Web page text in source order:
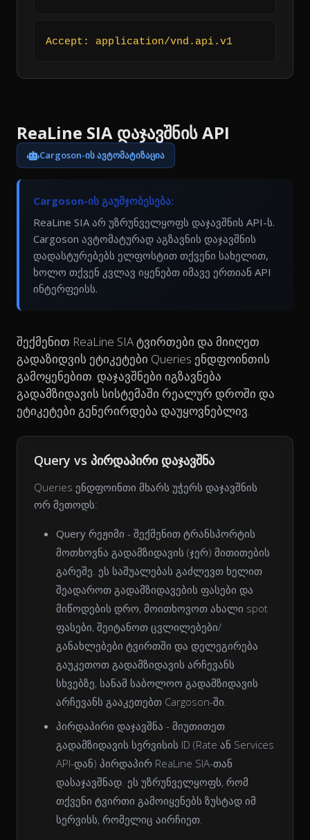
Accept: application/vnd.api.v1
ReaLine SIA დაჯავშნის API
Cargoson-ის ავტომატიზაცია
Cargoson-ის გაუმჯობესება:
ReaLine SIA არ უზრუნველყოფს დაჯავშნის API-ს.
Cargoson ავტომატურად აგზავნის დაჯავშნის
დადასტურებებს ელფოსტით თქვენი სახელით,
ხოლო თქვენ კვლავ იყენებთ იმავე ერთიან API
ინტერფეისს.
შექმენით ReaLine SIA ტვირთები და მიიღეთ
გადაზიდვის ეტიკეტები Queries ენდფოინთის
გამოყენებით. დაჯავშნები იგზავნება
გადამზიდავის სისტემაში რეალურ დროში და
ეტიკეტები გენერირდება დაუყოვნებლივ.
Query vs პირდაპირი დაჯავშნა
Queries ენდფოინთი მხარს უჭერს დაჯავშნის
ორ მეთოდს:
Query რეჟიმი - შექმენით ტრანსპორტის
მოთხოვნა გადამზიდავის (ჯერ) მითითების
გარეშე. ეს საშუალებას გაძლევთ ხელით
შეადაროთ გადამზიდავების ფასები და
მიწოდების დრო, მოითხოვოთ ახალი spot
ფასები, შეიტანოთ ცვლილებები/
განახლებები ტვირთში და დელეგირება
გაუკეთოთ გადამზიდავის არჩევანს
სხვებზე, სანამ საბოლოო გადამზიდავის
არჩევანს გააკეთებთ Cargoson-ში.
პირდაპირი დაჯავშნა - მიუთითეთ
გადამზიდავის სერვისის ID (Rate ან Services
API-დან) პირდაპირ ReaLine SIA-თან
დასაჯავშნად. ეს უზრუნველყოფს, რომ
თქვენი ტვირთი გამოიყენებს ზუსტად იმ
სერვისს, რომელიც აირჩიეთ.